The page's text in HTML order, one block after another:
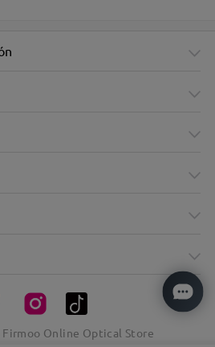
Firmoo Online Optical Store